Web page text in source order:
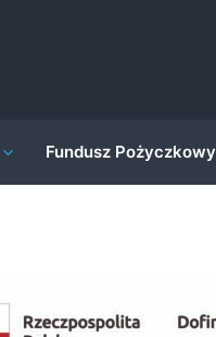
Fundusz Pożyczkowy